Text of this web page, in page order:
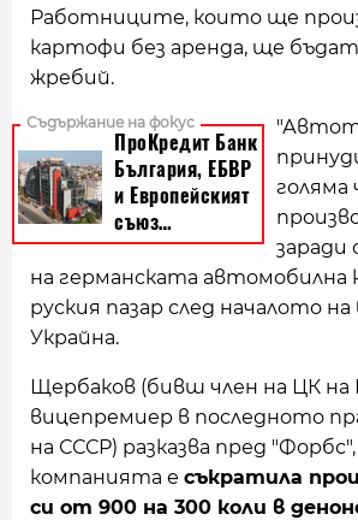
Работниците, които ще
картофи без аренда, ще бъдат
жребий.
на германската автомобилна
руския пазар след началото
Украйна.
Щербаков (бивш член на ЦК на
вицепремиер в последното
на СССР) разказва пред "Форбс",
компанията е съкратила
си от 900 на 300 коли в